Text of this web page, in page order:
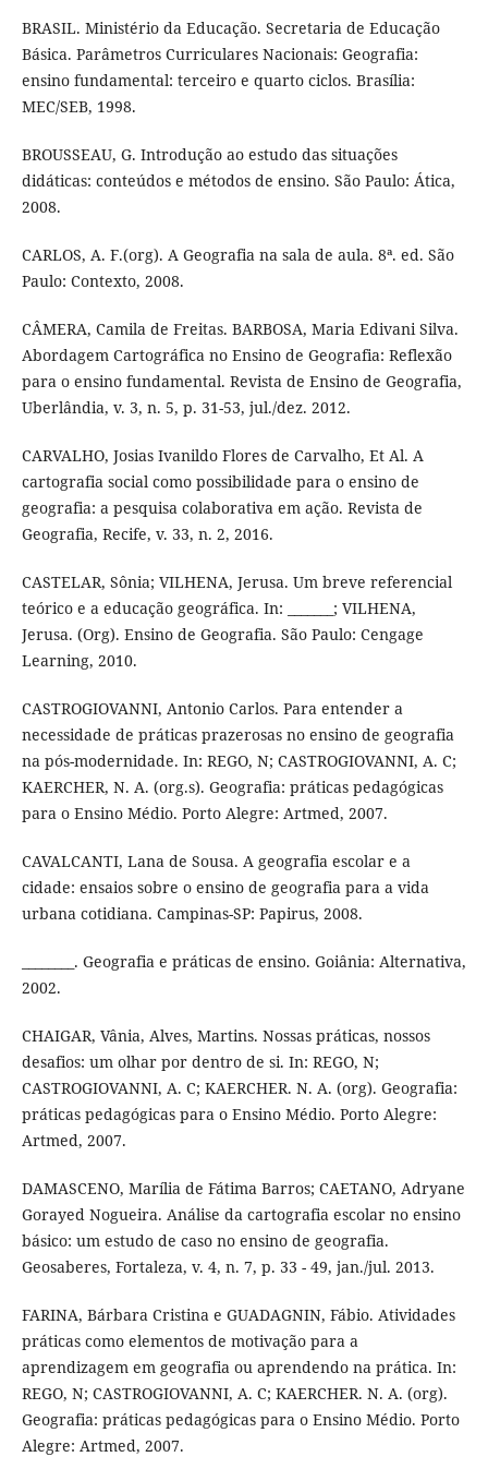
BRASIL. Ministério da Educação. Secretaria de Educação
Básica. Parâmetros Curriculares Nacionais: Geografia:
ensino fundamental: terceiro e quarto ciclos. Brasília:
MEC/SEB, 1998.
BROUSSEAU, G. Introdução ao estudo das situações
didáticas: conteúdos e métodos de ensino. São Paulo: Ática,
2008.
CARLOS, A. F.(org). A Geografia na sala de aula. 8ª. ed. São
Paulo: Contexto, 2008.
CÂMERA, Camila de Freitas. BARBOSA, Maria Edivani Silva.
Abordagem Cartográfica no Ensino de Geografia: Reflexão
para o ensino fundamental. Revista de Ensino de Geografia,
Uberlândia, v. 3, n. 5, p. 31-53, jul./dez. 2012.
CARVALHO, Josias Ivanildo Flores de Carvalho, Et Al. A
cartografia social como possibilidade para o ensino de
geografia: a pesquisa colaborativa em ação. Revista de
Geografia, Recife, v. 33, n. 2, 2016.
CASTELAR, Sônia; VILHENA, Jerusa. Um breve referencial
teórico e a educação geográfica. In: _______; VILHENA,
Jerusa. (Org). Ensino de Geografia. São Paulo: Cengage
Learning, 2010.
CASTROGIOVANNI, Antonio Carlos. Para entender a
necessidade de práticas prazerosas no ensino de geografia
na pós-modernidade. In: REGO, N; CASTROGIOVANNI, A. C;
KAERCHER, N. A. (org.s). Geografia: práticas pedagógicas
para o Ensino Médio. Porto Alegre: Artmed, 2007.
CAVALCANTI, Lana de Sousa. A geografia escolar e a
cidade: ensaios sobre o ensino de geografia para a vida
urbana cotidiana. Campinas-SP: Papirus, 2008.
________. Geografia e práticas de ensino. Goiânia: Alternativa,
2002.
CHAIGAR, Vânia, Alves, Martins. Nossas práticas, nossos
desafios: um olhar por dentro de si. In: REGO, N;
CASTROGIOVANNI, A. C; KAERCHER. N. A. (org). Geografia:
práticas pedagógicas para o Ensino Médio. Porto Alegre:
Artmed, 2007.
DAMASCENO, Marília de Fátima Barros; CAETANO, Adryane
Gorayed Nogueira. Análise da cartografia escolar no ensino
básico: um estudo de caso no ensino de geografia.
Geosaberes, Fortaleza, v. 4, n. 7, p. 33 - 49, jan./jul. 2013.
FARINA, Bárbara Cristina e GUADAGNIN, Fábio. Atividades
práticas como elementos de motivação para a
aprendizagem em geografia ou aprendendo na prática. In:
REGO, N; CASTROGIOVANNI, A. C; KAERCHER. N. A. (org).
Geografia: práticas pedagógicas para o Ensino Médio. Porto
Alegre: Artmed, 2007.